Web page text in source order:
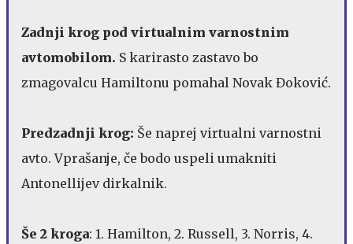
Zadnji krog pod virtualnim varnostnim
avtomobilom. S karirasto zastavo bo
zmagovalcu Hamiltonu pomahal Novak Đoković.
Predzadnji krog: Še naprej virtualni varnostni
avto. Vprašanje, če bodo uspeli umakniti
Antonellijev dirkalnik.
Še 2 kroga: 1. Hamilton, 2. Russell, 3. Norris, 4.